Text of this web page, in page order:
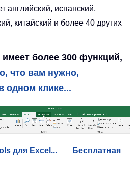
английский, испанский,
китайский и более 40 других
более 300 функций,
что вам нужно,
одном клике...
для Excel...
Бесплатная